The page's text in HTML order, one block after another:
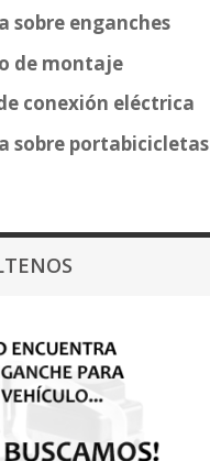
sobre enganches
de montaje
conexión eléctrica
sobre portabicicletas